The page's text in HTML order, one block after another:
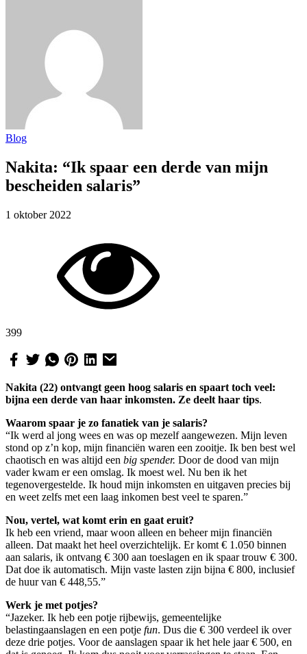
Blog
Nakita: “Ik spaar een derde van mijn
bescheiden salaris”
1 oktober 2022
399
Nakita (22) ontvangt geen hoog salaris en spaart toch veel:
bijna een derde van haar inkomsten. Ze deelt haar tips.
Waarom spaar je zo fanatiek van je salaris?
“Ik werd al jong wees en was op mezelf aangewezen. Mijn leven
stond op z’n kop, mijn financiën waren een zooitje. Ik ben best wel
chaotisch en was altijd een big spender. Door de dood van mijn
vader kwam er een omslag. Ik moest wel. Nu ben ik het
tegenovergestelde. Ik houd mijn inkomsten en uitgaven precies bij
en weet zelfs met een laag inkomen best veel te sparen.”
Nou, vertel, wat komt erin en gaat eruit?
Ik heb een vriend, maar woon alleen en beheer mijn financiën
alleen. Dat maakt het heel overzichtelijk. Er komt € 1.050 binnen
aan salaris, ik ontvang € 300 aan toeslagen en ik spaar trouw € 300.
Dat doe ik automatisch. Mijn vaste lasten zijn bijna € 800, inclusief
de huur van € 448,55.”
Werk je met potjes?
“Jazeker. Ik heb een potje rijbewijs, gemeentelijke
belastingaanslagen en een potje fun. Dus die € 300 verdeel ik over
deze drie potjes. Voor de aanslagen spaar ik het hele jaar € 500, en